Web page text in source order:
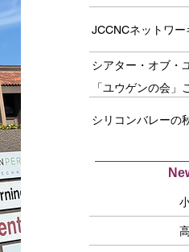
JCCNCネットワ
シアター・オブ・
「ユウゲンの会」
シリコンバレーの